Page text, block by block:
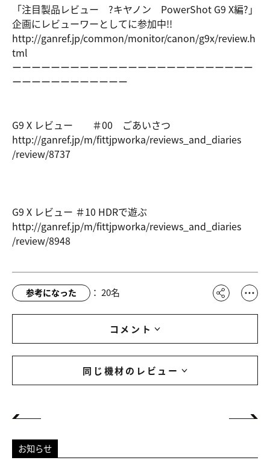
「注目製品レビュー ?キヤノン PowerShot G9 X編?」
企画にレビューワーとしてに参加中!!
http://ganref.jp/common/monitor/canon/g9x/review.h
tml
ーーーーーーーーーーーーーーーーーーーーーーーーー
ーーーーーーーーーーーー
G9 X レビュー ＃00 ごあいさつ
http://ganref.jp/m/fittjpworka/reviews_and_diaries
/review/8737
G9 X レビュー ＃10 HDRで遊ぶ
http://ganref.jp/m/fittjpworka/reviews_and_diaries
/review/8948
参考になった ： 20名
コメント
同じ機材のレビュー
お知らせ